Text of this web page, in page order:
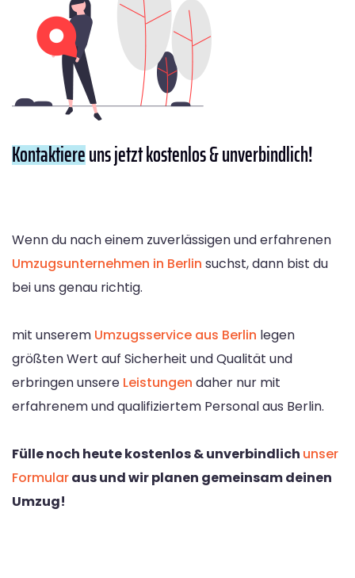
Kontaktiereuns jetzt kostenlos & unverbindlich!
Wenn du nach einem zuverlässigen und erfahrenen
Umzugsunternehmen in Berlin suchst, dann bist du
bei uns genau richtig.
mit unserem Umzugsservice aus Berlin legen
größten Wert auf Sicherheit und Qualität und
erbringen unsere Leistungen daher nur mit
erfahrenem und qualifiziertem Personal aus Berlin.
Fülle noch heute kostenlos & unverbindlich unser
Formularaus und wir planen gemeinsam deinen
Umzug!